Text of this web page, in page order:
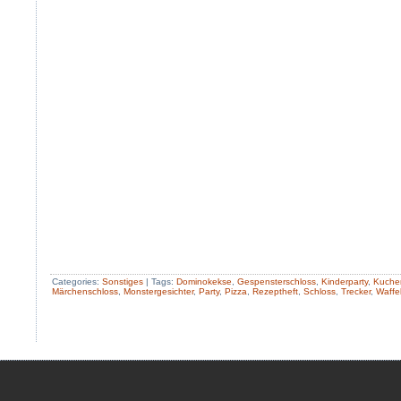
Categories: Sonstiges | Tags: Dominokekse Gespensterschloss Kinderparty,
Märchenschloss Monstergesichter, Party, Pizza Rezeptheft Schloss Trecker,